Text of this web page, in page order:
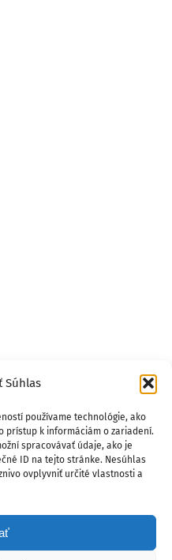
Súhlas
používame technológie, ako
prístup k informáciám o zariadení.
spracovávať údaje, ako je
ID na tejto stránke. Nesúhlas
ovplyvniť určité vlastnosti a